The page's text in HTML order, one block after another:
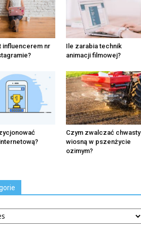
influencerem nr
Ile zarabia technik
animacji filmowej?
Czym zwalczać chwasty
wiosną w pszenżycie
ozimym?